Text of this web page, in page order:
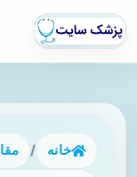
خانه /